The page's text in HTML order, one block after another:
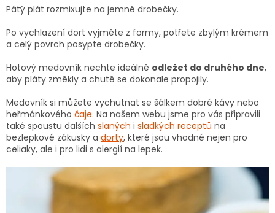
Pátý plát rozmixujte na jemné drobečky.
Po vychlazení dort vyjměte z formy, potřete zbylým krémem
a celý povrch posypte drobečky.
Hotový medovník nechte ideálně odležet do druhého dne,
aby pláty změkly a chutě se dokonale propojily.
Medovník si můžete vychutnat se šálkem dobré kávy nebo
heřmánkového čaje. Na našem webu jsme pro vás připravili
také spoustu dalších slaných i sladkých receptů na
bezlepkové zákusky a dorty, které jsou vhodné nejen pro
celiaky, ale i pro lidi s alergií na lepek.